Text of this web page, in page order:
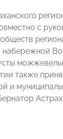
с
набережной
также
и